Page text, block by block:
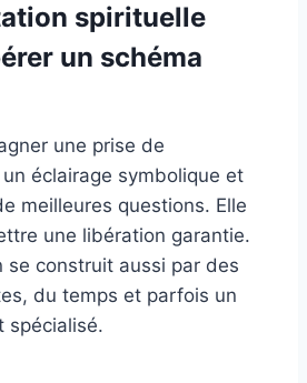
spirituelle
un schéma
une prise de
éclairage symbolique et
meilleures questions. Elle
une libération garantie.
se construit aussi par des
du temps et parfois un
spécialisé.